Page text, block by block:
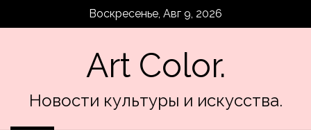
Воскресенье, Авг 9, 2026
Art Color.
Новости культуры и искусства.